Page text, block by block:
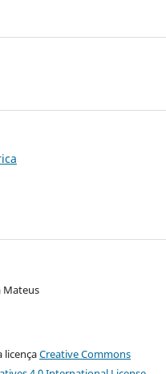
Mateus
licençaCreative Commons